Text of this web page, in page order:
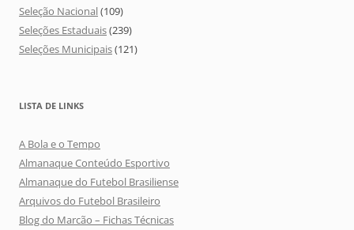
Seleção Nacional(109)
Seleções Estaduais(239)
Seleções Municipais(121)
LISTA DE LINKS
A Bola e o Tempo
Almanaque Conteúdo Esportivo
Almanaque do Futebol Brasiliense
Arquivos do Futebol Brasileiro
Blog do Marcão – Fichas Técnicas